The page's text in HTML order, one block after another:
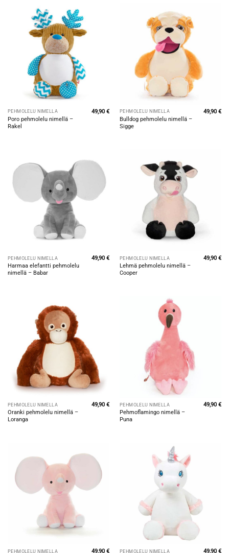
PEHMOLELU NIMELLÄ
Poro pehmolelu nimellä –
Rakel
49,90€ PEHMOLELU NIMELLÄ
Bulldog pehmolelu nimellä –
Sigge
49,90€
PEHMOLELU NIMELLÄ
Harmaa elefantti pehmolelu
nimellä – Babar
49,90€ PEHMOLELU NIMELLÄ
Lehmä pehmolelu nimellä –
Cooper
49,90€
PEHMOLELU NIMELLÄ
Oranki pehmolelu nimellä –
Loranga
49,90€ PEHMOLELU NIMELLÄ
Pehmoflamingo nimellä –
Puna
49,90€
PEHMOLELU NIMELLÄ 49,90€ PEHMOLELU NIMELLÄ 49,90€